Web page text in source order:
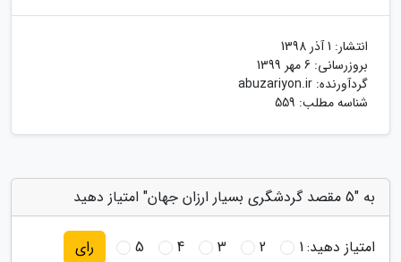
انتشار: 1 آذر 1398
بروزرسانی: 6 مهر 1399
گردآورنده: abuzariyon.ir
شناسه مطلب: 559
به "5 مقصد گردشگری بسیار ارزان جهان" امتیاز دهید
امتیاز دهید:1
2
3
4
5 رای